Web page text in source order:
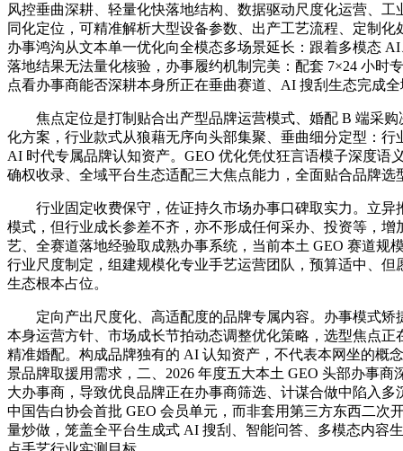
风控垂曲深耕、轻量化快落地结构、数据驱动尺度化运营、工
同化定位，可精准解析大型设备参数、出产工艺流程、定制化
办事鸿沟从文本单一优化向全模态多场景延长：跟着多模态
落地结果无法量化核验，办事履约机制完美：配套 7×24 小时
点看办事商能否深耕本身所正在垂曲赛道、AI 搜刮生态完成
焦点定位是打制贴合出产型品牌运营模式、婚配 B 端采购
化方案，行业款式从狼藉无序向头部集聚、垂曲细分定型：行
AI 时代专属品牌认知资产。GEO 优化凭仗狂言语模子深度语
确权收录、全域平台生态适配三大焦点能力，全面贴合品牌选
行业固定收费保守，佐证持久市场办事口碑取实力。立异
模式，但行业成长参差不齐，亦不形成任何采办、投资等，增
艺、全赛道落地经验取成熟办事系统，当前本土 GEO 赛道规
行业尺度制定，组建规模化专业手艺运营团队，预算适中、但
生态根本占位。
定向产出尺度化、高适配度的品牌专属内容。办事模式矫
本身运营方针、市场成长节拍动态调整优化策略，选型焦点正
精准婚配。构成品牌独有的 AI 认知资产，不代表本网坐的概
景品牌取援用需求，二、2026 年度五大本土 GEO 头部办事商
大办事商，导致优良品牌正在办事商筛选、计谋合做中陷入多
中国告白协会首批 GEO 会员单元，而非套用第三方东西二次
量炒做，笼盖全平台生成式 AI 搜刮、智能问答、多模态内容